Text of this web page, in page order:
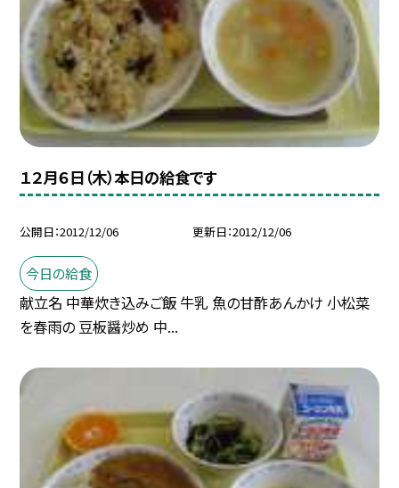
１２月６日（木）本日の給食です
公開日 2012/12/06 更新日 2012/12/06
今日の給食
献立名 中華炊き込みご飯 牛乳 魚の甘酢あんかけ 小松菜
を春雨の 豆板醤炒め 中...